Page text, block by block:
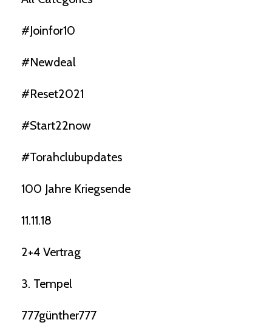
#joinfor10
#newdeal
#reset2021
#start22now
#torahclubupdates
100 Jahre Kriegsende
11.11.18
2+4 Vertrag
3. Tempel
777günther777